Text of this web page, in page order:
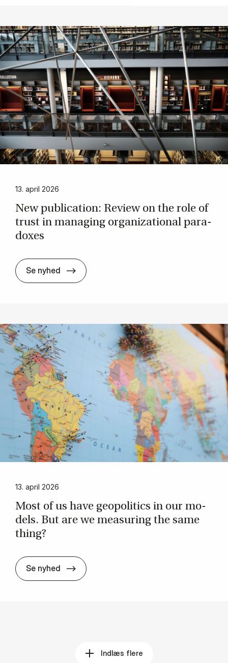
13. april 2026
New pu­bli­ca­tion: Re­view on the role of
trust in ma­nag­ing or­ga­niza­tio­nal pa­ra­
doxes
Se nyhed New pu­bli­ca­tion: Re­view on the role of
13. april 2026
Most of us have ge­opo­li­ti­cs in our mo­
dels. But are we mea­suring the same
thing?
Se nyhed Most of us have ge­opo­li­ti­cs in our
Indlæs flere